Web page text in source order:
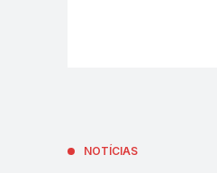
NOTÍCIAS